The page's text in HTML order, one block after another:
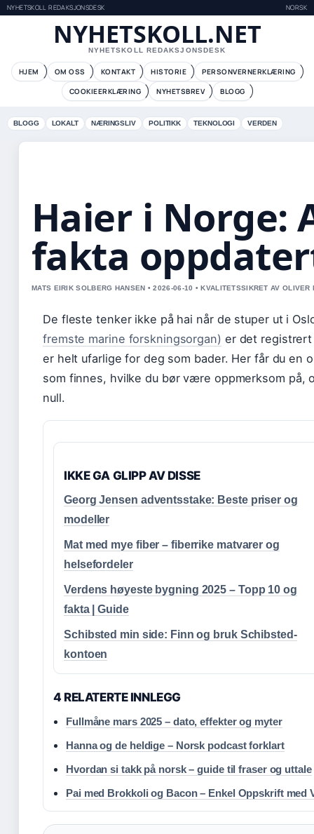
NYHETSKOLL REDAKSJONSDESK NORSK
NYHETSKOLL.NET
NYHETSKOLL REDAKSJONSDESK
HJEM OM OSS KONTAKT HISTORIE
PERSONVERNERKLÆRING
COOKIEERKLÆRING
NYHETSBREV BLOGG
BLOGG LOKALT NÆRINGSLIV POLITIKK TEKNOLOGI VERDEN
Haier i Norge:
fakta
MATS EIRIK SOLBERG HANSEN • 2026-06-10 • KVALITETSSIKRET AV OLIVER
De fleste tenker ikke på hai når de stuper ut i
fremste marine forskningsorgan) er det registrert
er helt ufarlige for deg som bader. Her får du
som finnes, hvilke du bør være oppmerksom
null.
IKKE GA GLIPP AV DISSE
Georg Jensen adventsstake: Beste priser og
modeller
Mat med mye fiber – fiberrike matvarer og
helsefordeler
Verdens høyeste bygning 2025 – Topp 10 og
fakta | Guide
Schibsted min side: Finn og bruk Schibsted-
kontoen
4 RELATERTE INNLEGG
Fullmåne mars 2025 – dato, effekter og myter
Hanna og de heldige – Norsk podcast forklart
Hvordan si takk på norsk – guide til fraser og uttale
Pai med Brokkoli og Bacon – Enkel Oppskrift med